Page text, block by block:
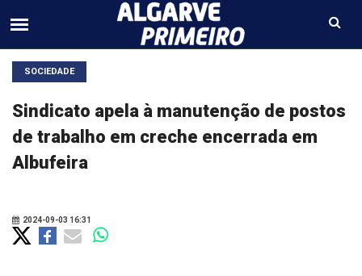
SOCIEDADE
Sindicato apela à manutenção de postos
de trabalho em creche encerrada em
Albufeira
2024-09-03 16:31